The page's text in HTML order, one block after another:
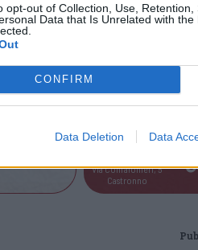
opt-out of Collection, Use,
Data that Is Unrelated with
CONFIRM
Data Deletion Data
14 giugno 2026
alle 17.00
Luino
Via Confalonieri, 5
Castronno